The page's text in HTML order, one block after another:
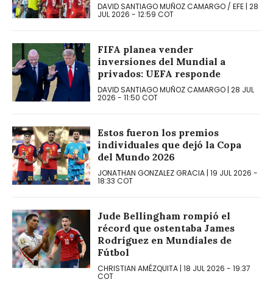
DAVID SANTIAGO MUÑOZ CAMARGO / EFE | 28
JUL 2026 - 12:59 COT
FIFA planea vender
inversiones del Mundial a
privados: UEFA responde
DAVID SANTIAGO MUÑOZ CAMARGO | 28 JUL
2026 - 11:50 COT
Estos fueron los premios
individuales que dejó la Copa
del Mundo 2026
JONATHAN GONZALEZ GRACIA | 19 JUL 2026 -
18:33 COT
Jude Bellingham rompió el
récord que ostentaba James
Rodríguez en Mundiales de
Fútbol
CHRISTIAN AMÉZQUITA | 18 JUL 2026 - 19:37
COT